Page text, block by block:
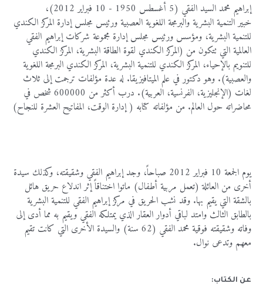
إبراهيم محمد السيد الفقي (5 أغسطس 1950 - 10 فبراير 2012)،
خبير التنمية البشرية والبرمجة اللغوية العصبية ورئيس مجلس إدارة المركز الكندي
للتنمية البشرية، ومؤسس ورئيس مجلس إدارة مجموعة شركات إبراهيم الفقي
العالمية التي تتكون من (المركز الكندي لقوة الطاقة البشرية، المركز الكندي
للتنويم بالإحياء، المركز الكندي للتنمية البشرية، المركز الكندي البرمجة اللغوية
والعصبية). وهو دكتور في علم الميتافيزيقا. له عدة مؤلفات ترجمت إلى ثلاث
لغات (الإنجليزية، الفرنسية، العربية). درب أكثر من 600000 شخص في
محاضراته حول العالم. من مؤلفاته كتابه ( إدارة الوقت، المفاتيح العشرة للنجاح)
يوم الجمعة 10 فبراير 2012 صباحاً، وجد إبراهيم الفقي وشقيقته، وكذلك سيدة
أخرى من العائلة (تعمل مربية أطفال) ماتوا اختناقاً إثر اندلاع حريق هائل
بالشقة التي يقيم بها. وقد نشب الحريق في مركز إبراهيم الفقي للتنمية البشرية
بالطابق الثالث وامتد لباقي أدوار العقار الذي يمتلكه الفقي ويقيم به مما أدى إلى
وفاته وشقيقته فوقية محمد الفقي (62 سنة) والسيدة الأخرى التي كانت تقيم
معهم وتدعى نوال.
عن الكتاب: